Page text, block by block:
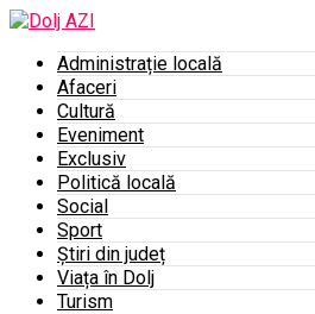
Administrație locală
Afaceri
Cultură
Eveniment
Exclusiv
Politică locală
Social
Sport
Știri din județ
Viața în Dolj
Turism